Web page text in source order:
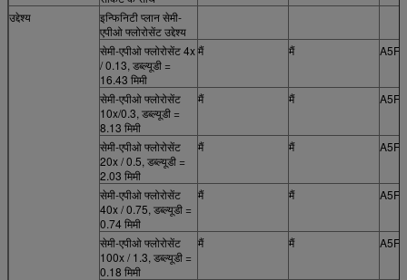
उद्देश्य
इन्फिनिटी प्लान सेमी-
एपीओ फ्लोरोसेंट उद्देश्य
सेमी-एपीओ फ्लोरोसेंट 4x
/ 0.13, डब्ल्यूडी =
16.43 मिमी
मैं मैं
सेमी-एपीओ फ्लोरोसेंट
10x/0.3, डब्ल्यूडी =
8.13 मिमी
मैं मैं
सेमी-एपीओ फ्लोरोसेंट
20x / 0.5, डब्ल्यूडी =
2.03 मिमी
मैं मैं
सेमी-एपीओ फ्लोरोसेंट
40x / 0.75, डब्ल्यूडी =
0.74 मिमी
मैं मैं
सेमी-एपीओ फ्लोरोसेंट
100x / 1.3, डब्ल्यूडी =
0.18 मिमी
मैं मैं